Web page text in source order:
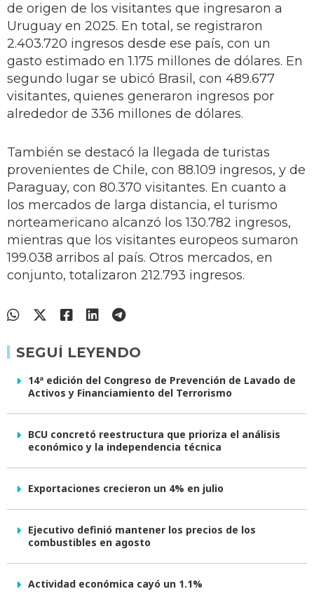
de origen de los visitantes que ingresaron a
Uruguay en 2025. En total, se registraron
2.403.720 ingresos desde ese país, con un
gasto estimado en 1.175 millones de dólares. En
segundo lugar se ubicó Brasil, con 489.677
visitantes, quienes generaron ingresos por
alrededor de 336 millones de dólares.
También se destacó la llegada de turistas
provenientes de Chile, con 88.109 ingresos, y de
Paraguay, con 80.370 visitantes. En cuanto a
los mercados de larga distancia, el turismo
norteamericano alcanzó los 130.782 ingresos,
mientras que los visitantes europeos sumaron
199.038 arribos al país. Otros mercados, en
conjunto, totalizaron 212.793 ingresos.
SEGUÍ LEYENDO
14ª edición del Congreso de Prevención de Lavado de
Activos y Financiamiento del Terrorismo
BCU concretó reestructura que prioriza el análisis
económico y la independencia técnica
Exportaciones crecieron un 4% en julio
Ejecutivo definió mantener los precios de los
combustibles en agosto
Actividad económica cayó un 1.1%